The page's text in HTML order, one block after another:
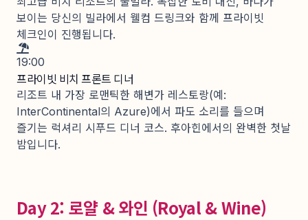
보이는 당신의 빌라에서 웰컴 드링크와 함께 프라이빗
체크인이 진행됩니다.
19:00
프라이빗 비치 프론트 디너
리조트 내 가장 로맨틱한 해변가 레스토랑(예:
InterContinental의 Azure)에서 파도 소리를 들으며
즐기는 럭셔리 시푸드 디너 코스. 후아힌에서의 완벽한 첫날
밤입니다.
Day 2: 로얄 & 와인 (Royal & Wine)